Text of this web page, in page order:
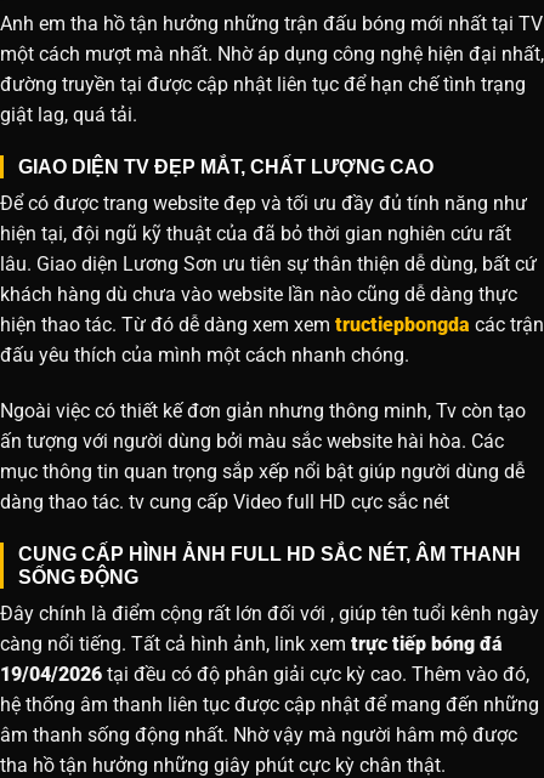
Anh em tha hồ tận hưởng những trận đấu bóng mới nhất tại TV
một cách mượt mà nhất. Nhờ áp dụng công nghệ hiện đại nhất,
đường truyền tại được cập nhật liên tục để hạn chế tình trạng
giật lag, quá tải.
GIAO DIỆN TV ĐẸP MẮT, CHẤT LƯỢNG CAO
Để có được trang website đẹp và tối ưu đầy đủ tính năng như
hiện tại, đội ngũ kỹ thuật của đã bỏ thời gian nghiên cứu rất
lâu. Giao diện Lương Sơn ưu tiên sự thân thiện dễ dùng, bất cứ
khách hàng dù chưa vào website lần nào cũng dễ dàng thực
hiện thao tác. Từ đó dễ dàng xem xem tructiepbongda các trận
đấu yêu thích của mình một cách nhanh chóng.
Ngoài việc có thiết kế đơn giản nhưng thông minh, Tv còn tạo
ấn tượng với người dùng bởi màu sắc website hài hòa. Các
mục thông tin quan trọng sắp xếp nổi bật giúp người dùng dễ
dàng thao tác. tv cung cấp Video full HD cực sắc nét
CUNG CẤP HÌNH ẢNH FULL HD SẮC NÉT, ÂM THANH
SỐNG ĐỘNG
Đây chính là điểm cộng rất lớn đối với , giúp tên tuổi kênh ngày
càng nổi tiếng. Tất cả hình ảnh, link xem trực tiếp bóng đá
19/04/2026 tại đều có độ phân giải cực kỳ cao. Thêm vào đó,
hệ thống âm thanh liên tục được cập nhật để mang đến những
âm thanh sống động nhất. Nhờ vậy mà người hâm mộ được
tha hồ tận hưởng những giây phút cực kỳ chân thật.